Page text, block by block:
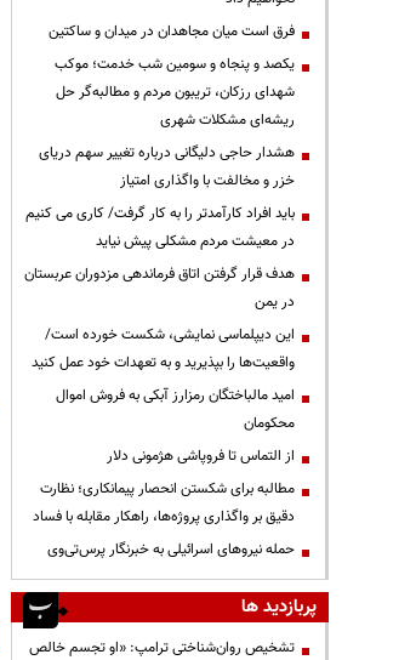
فرق است میان مجاهدان در میدان و ساکتین
یکصد و پنجاه و سومین شب خدمت؛ موکب
شهدای رزکان، تریبون مردم و مطالبه‌گر حل
ریشه‌ای مشکلات شهری
هشدار حاجی دلیگانی درباره تغییر سهم دریای
خزر و مخالفت با واگذاری امتیاز
باید افراد کارآمدتر را به کار گرفت/ کاری می کنیم
در معیشت مردم مشکلی پیش نیاید
هدف قرار گرفتن اتاق‌ فرماندهی مزدوران عربستان
در یمن
این دیپلماسی نمایشی، شکست خورده است/
واقعیت‌ها را بپذیرید و به تعهدات خود عمل کنید
امید مالباختگان رمزارز آبکی به فروش اموال
محکومان
از التماس تا فروپاشی هژمونی دلار
مطالبه برای شکستن انحصار پیمانکاری؛ نظارت
دقیق بر واگذاری پروژه‌ها، راهکار مقابله با فساد
حمله نیروهای اسرائیلی به خبرنگار پرس‌تی‌وی
پربازدید ها
تشخیص روان‌شناختی ترامپ: «او تجسم خالص